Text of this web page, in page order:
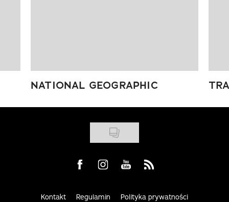
NATIONAL GEOGRAPHIC
Visit us on Facebook
Visit us on Instagram
Visit us on Youtube
Visit us on Rss
Kontakt Regulamin Polityka prywatności